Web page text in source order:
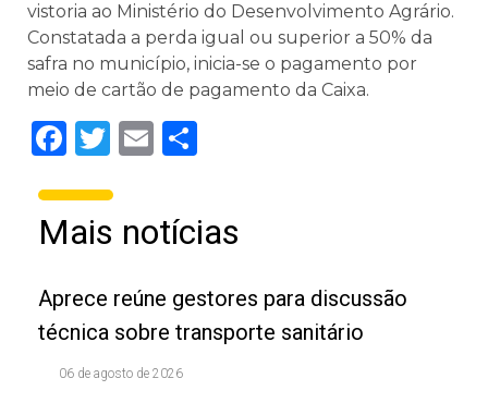
vistoria ao Ministério do Desenvolvimento Agrário.
Constatada a perda igual ou superior a 50% da
safra no município, inicia-se o pagamento por
meio de cartão de pagamento da Caixa.
Facebook
Twitter
Email
Mais notícias
Aprece reúne gestores para discussão
técnica sobre transporte sanitário
06 de agosto de 2026